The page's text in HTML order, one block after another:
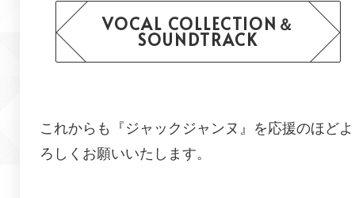
VOCAL COLLECTION＆
SOUNDTRACK
これからも『ジャックジャンヌ』を応援のほどよ
ろしくお願いいたします。